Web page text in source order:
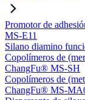
Promotor de
MS-E11
Silano diamino
Copolímeros de
ChangFu® MS-SH
Copolímeros de
ChangFu® MS-